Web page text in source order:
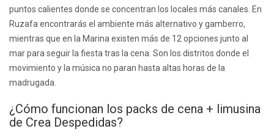
puntos calientes donde se concentran los locales más canales. En
Ruzafa encontrarás el ambiente más alternativo y gamberro,
mientras que en la Marina existen más de 12 opciones junto al
mar para seguir la fiesta tras la cena. Son los distritos donde el
movimiento y la música no paran hasta altas horas de la
madrugada.
¿Cómo funcionan los packs de cena + limusina
de Crea Despedidas?